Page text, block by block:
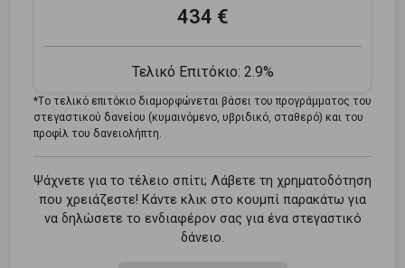
434 €
Τελικό Επιτόκιο: 2.9%
*Tο τελικό επιτόκιο διαμορφώνεται βάσει του προγράμματος του
στεγαστικού δανείου (κυμαινόμενο, υβριδικό, σταθερό) και του
προφίλ του δανειολήπτη.
Ψάχνετε για το τέλειο σπίτι; Λάβετε τη χρηματοδότηση
που χρειάζεστε! Κάντε κλικ στο κουμπί παρακάτω για
να δηλώσετε το ενδιαφέρον σας για ένα στεγαστικό
δάνειο.